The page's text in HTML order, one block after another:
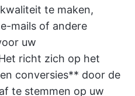
te maken,
e-mails of andere
uw
richt zich op het
conversies** door de
te stemmen op uw